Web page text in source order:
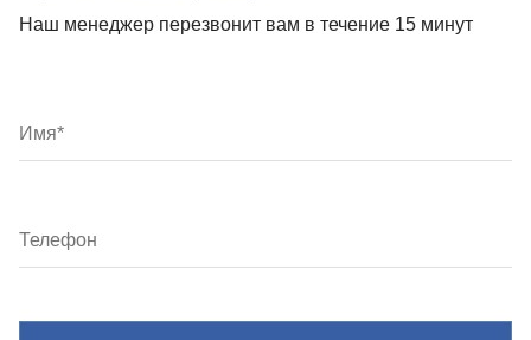
Наш менеджер перезвонит вам в течение 15 минут